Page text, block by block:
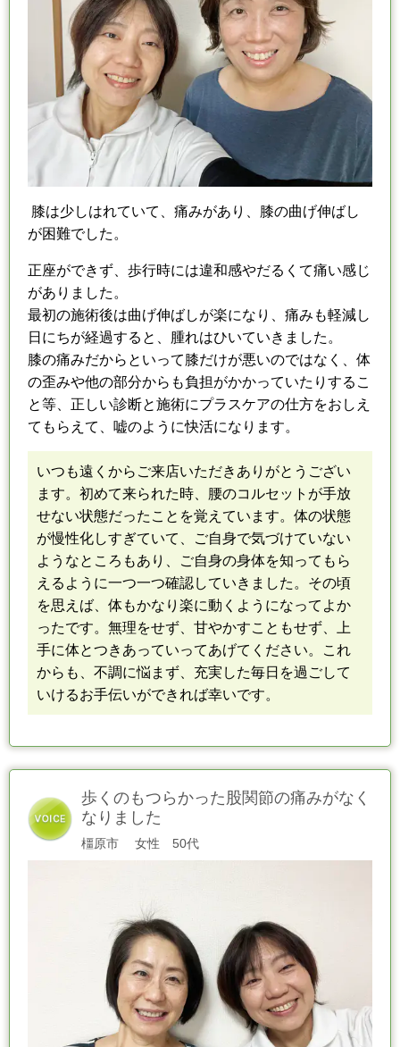
膝は少しはれていて、痛みがあり、膝の曲げ伸ばし
が困難でした。
正座ができず、歩行時には違和感やだる くて痛い感じ
がありました。
最初の施術後は曲げ伸ばしが楽になり、痛みも軽減し
日にちが経過すると、腫れはひいていきました 。
膝の痛みだからといって膝だけが悪いのではなく、 体
の歪みや他の部分からも負担がかかっていたりするこ
と等、正しい診断と施術にプラスケアの仕方をおしえ
てもらえて、嘘のように快活になります。
いつも遠くからご来店いただきありがとうござい
ます。 初めて来られた時、腰のコルセットが手放
せない状態だった こと を覚えています。 体の状態
が慢性化しすぎていて、ご自身で気づけていない
ようなところもあり、
ご自身の身体を知ってもら
えるように一つ一つ確認していきました。 その頃
を思えば、体もかなり楽に動くようになってよか
ったです。 無理をせず、甘やかすこともせず、上
手に体とつきあっていってあげてください。
これ
からも、不調に悩まず、充実した毎日を過ごして
いけるお手伝いができれば幸いです。
歩くのもつらかった股関節の痛みがなく
なりました
橿原市 女性 50代